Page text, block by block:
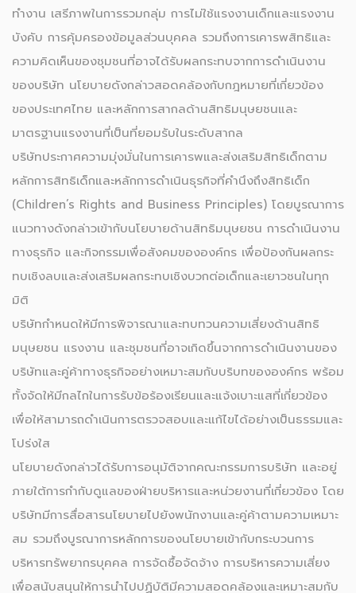
ทำงาน เสรีภาพในการรวมกลุ่ม การไม่ใช้แรงงานเด็กและแรงงาน
บังคับ การคุ้มครองข้อมูลส่วนบุคคล รวมถึงการเคารพสิทธิและ
ความคิดเห็นของชุมชนที่อาจได้รับผลกระทบจากการดำเนินงาน
ของบริษัท นโยบายดังกล่าวสอดคล้องกับกฎหมายที่เกี่ยวข้อง
ของประเทศไทย และหลักการสากลด้านสิทธิมนุษยชนและ
มาตรฐานแรงงานที่เป็นที่ยอมรับในระดับสากล
บริษัทประกาศความมุ่งมั่นในการเคารพและส่งเสริมสิทธิเด็กตาม
หลักการสิทธิเด็กและหลักการดำเนินธุรกิจที่คำนึงถึงสิทธิเด็ก
(Children’s Rights and Business Principles) โดยบูรณาการ
แนวทางดังกล่าวเข้ากับนโยบายด้านสิทธิมนุษยชน การดำเนินงาน
ทางธุรกิจ และกิจกรรมเพื่อสังคมขององค์กร เพื่อป้องกันผลกระ
ทบเชิงลบและส่งเสริมผลกระทบเชิงบวกต่อเด็กและเยาวชนในทุก
มิติ
บริษัทกำหนดให้มีการพิจารณาและทบทวนความเสี่ยงด้านสิทธิ
มนุษยชน แรงงาน และชุมชนที่อาจเกิดขึ้นจากการดำเนินงานของ
บริษัทและคู่ค้าทางธุรกิจอย่างเหมาะสมกับบริบทขององค์กร พร้อม
ทั้งจัดให้มีกลไกในการรับข้อร้องเรียนและแจ้งเบาะแสที่เกี่ยวข้อง
เพื่อให้สามารถดำเนินการตรวจสอบและแก้ไขได้อย่างเป็นธรรมและ
โปร่งใส
นโยบายดังกล่าวได้รับการอนุมัติจากคณะกรรมการบริษัท และอยู่
ภายใต้การกำกับดูแลของฝ่ายบริหารและหน่วยงานที่เกี่ยวข้อง โดย
บริษัทมีการสื่อสารนโยบายไปยังพนักงานและคู่ค้าตามความเหมาะ
สม รวมถึงบูรณาการหลักการของนโยบายเข้ากับกระบวนการ
บริหารทรัพยากรบุคคล การจัดซื้อจัดจ้าง การบริหารความเสี่ยง
เพื่อสนับสนุนให้การนำไปปฏิบัติมีความสอดคล้องและเหมาะสมกับ